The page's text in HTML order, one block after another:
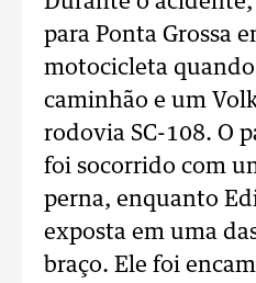
para Ponta Grossa
motocicleta
caminhão e um
rodovia SC-108. O
foi socorrido com
perna, enquanto
exposta em uma
braço. Ele foi